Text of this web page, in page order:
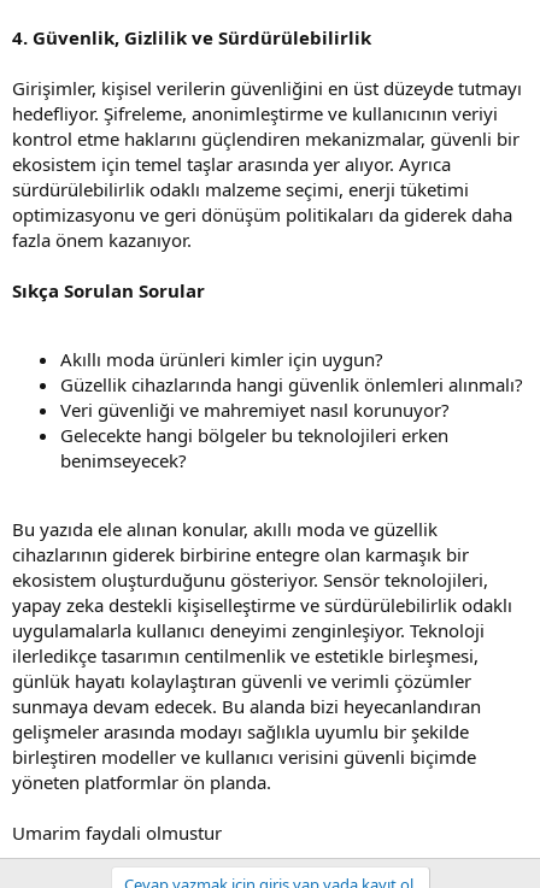
4. Güvenlik, Gizlilik ve Sürdürülebilirlik
Girişimler, kişisel verilerin güvenliğini en üst düzeyde tutmayı
hedefliyor. Şifreleme, anonimleştirme ve kullanıcının veriyi
kontrol etme haklarını güçlendiren mekanizmalar, güvenli bir
ekosistem için temel taşlar arasında yer alıyor. Ayrıca
sürdürülebilirlik odaklı malzeme seçimi, enerji tüketimi
optimizasyonu ve geri dönüşüm politikaları da giderek daha
fazla önem kazanıyor.
Sıkça Sorulan Sorular
Akıllı moda ürünleri kimler için uygun?
Güzellik cihazlarında hangi güvenlik önlemleri alınmalı?
Veri güvenliği ve mahremiyet nasıl korunuyor?
Gelecekte hangi bölgeler bu teknolojileri erken
benimseyecek?
Bu yazıda ele alınan konular, akıllı moda ve güzellik
cihazlarının giderek birbirine entegre olan karmaşık bir
ekosistem oluşturduğunu gösteriyor. Sensör teknolojileri,
yapay zeka destekli kişiselleştirme ve sürdürülebilirlik odaklı
uygulamalarla kullanıcı deneyimi zenginleşiyor. Teknoloji
ilerledikçe tasarımın centilmenlik ve estetikle birleşmesi,
günlük hayatı kolaylaştıran güvenli ve verimli çözümler
sunmaya devam edecek. Bu alanda bizi heyecanlandıran
gelişmeler arasında modayı sağlıkla uyumlu bir şekilde
birleştiren modeller ve kullanıcı verisini güvenli biçimde
yöneten platformlar ön planda.
Umarim faydali olmustur